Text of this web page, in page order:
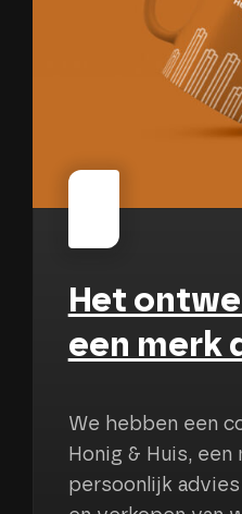
Meer
Held
een nieuwe